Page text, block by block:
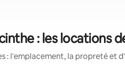
: les locations
: l'emplacement, la propreté et